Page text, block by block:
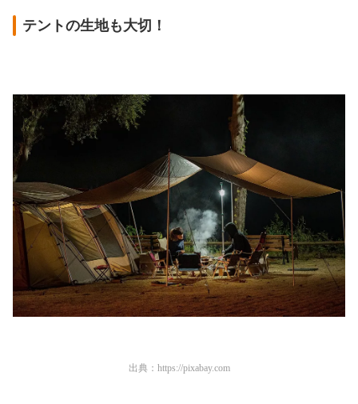
テントの生地も大切！
出典： https://pixabay.com